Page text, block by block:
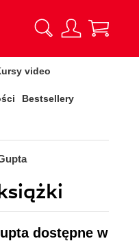
video
Bestsellery
dostępne w